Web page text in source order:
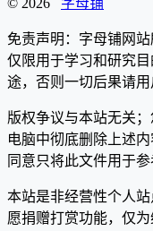
© 2026 字母铺
免责声明：字母铺网
仅限用于学习和研究
途，否则一切后果请
版权争议与本站无关
电脑中彻底删除上述
同意只将此文件用于
本站是非经营性个人
愿捐赠打赏功能，仅